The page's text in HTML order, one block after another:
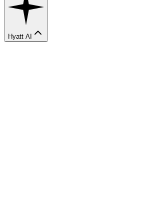
Hyatt AI